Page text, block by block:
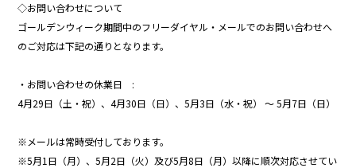
◇お問い合わせについて
ゴールデンウィーク期間中のフリーダイヤル・メールでのお問い合わせへ
のご対応は下記の通りとなります。
・お問い合わせの休業日 :
4月29日（土・祝）、4月30日（日）、5月3日（水・祝） 〜 5月7日（日）
※メールは常時受付しております。
※5月1日（月）、5月2日（火）及び5月8日（月）以降に順次対応させてい